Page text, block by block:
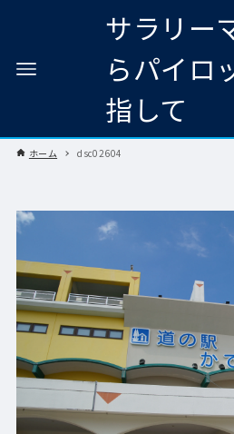
サラリー
らパイロ
指して
ホーム dsc02604